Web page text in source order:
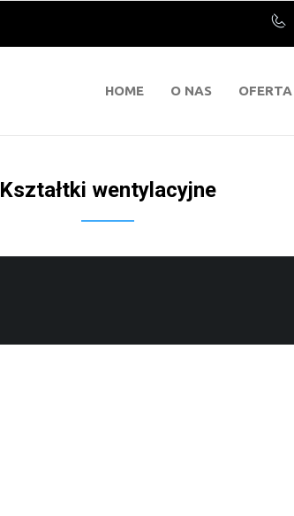
HOME O NAS OFERTA
Kształtki wentylacyjne